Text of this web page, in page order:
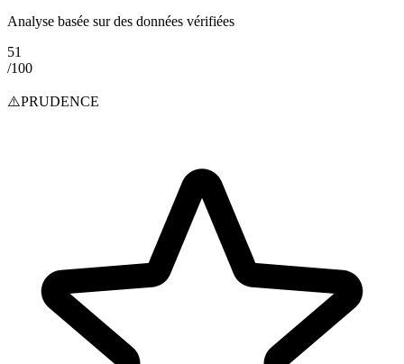
Analyse basée sur des données vérifiées
51
/100
⚠️PRUDENCE